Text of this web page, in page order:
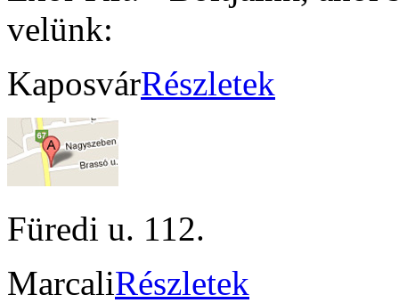
velünk:
KaposvárRészletek
Füredi u. 112.
MarcaliRészletek